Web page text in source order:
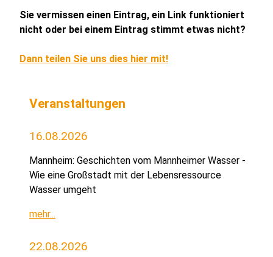
Sie vermissen einen Eintrag, ein Link funktioniert
nicht oder bei einem Eintrag stimmt etwas nicht?
Dann teilen Sie uns dies hier mit!
Veranstaltungen
16.08.2026
Mannheim: Geschichten vom Mannheimer Wasser -
Wie eine Großstadt mit der Lebensressource
Wasser umgeht
mehr...
22.08.2026